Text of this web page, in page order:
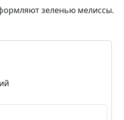
зеленью мелиссы.